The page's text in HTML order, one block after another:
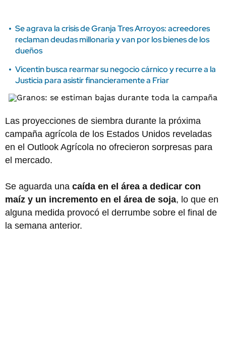
Se agrava la crisis de Granja Tres Arroyos: acreedores
reclaman deudas millonaria y van por los bienes de los
dueños
Vicentin busca rearmar su negocio cárnico y recurre a la
Justicia para asistir financieramente a Friar
Las proyecciones de siembra durante la próxima
campaña agrícola de los Estados Unidos reveladas
en el Outlook Agrícola no ofrecieron sorpresas para
el mercado.
Se aguarda una caída en el área a dedicar con
maíz y un incremento en el área de soja, lo que en
alguna medida provocó el derrumbe sobre el final de
la semana anterior.